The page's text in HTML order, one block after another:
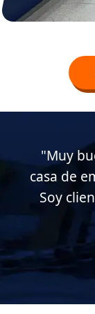
al cliente
atentos
hace casi 15